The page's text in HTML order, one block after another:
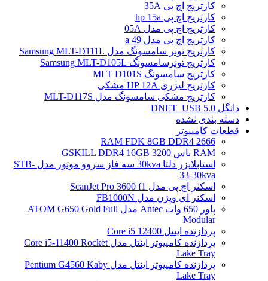
کارتریج اچ پی 35A
کارتریج اچ پی hp 15a
کارتریج اچ پی مدل 05A
کارتریج اچ پی مدل 49 a
کارتریج تونر سامسونگ مدل Samsung MLT-D111L
کارتریج تونرسامسونگ Samsung MLT-D105L
کارتریج سامسونگ MLT D101S
کارتریج لیزری HP 12A مشکی
کارتریج مشکی سامسونگ مدل MLT-D117S
دانگل DNET_USB 5.0
دسته بندی نشده
قطعات کامپیوتر
RAM FDK 8GB DDR4 2666
RAM باس 3200 GSKILL DDR4 16GB
استابلایزر دلتا 30kva سه فاز سروو موتور مدل STB-
33-30kva
اسکنر اچ پی مدل ScanJet Pro 3600 f1
اسکنر ای ویژن مدل FB1000N
پاور 650 وات Antec مدل ATOM G650 Gold Full
Modular
پردازنده اینتل Core i5 12400
پردازنده کامپیوتر اینتل مدل Core i5-11400 Rocket
Lake Tray
پردازنده کامپیوتر اینتل مدل Pentium G4560 Kaby
Lake Tray